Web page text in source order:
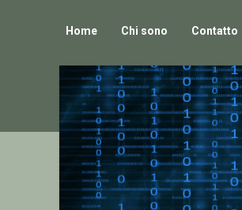
Home Chi sono Contatto